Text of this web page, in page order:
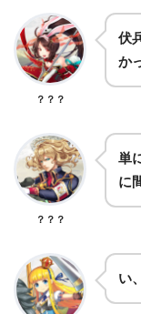
？？？
伏
か
？？？
単
に
い